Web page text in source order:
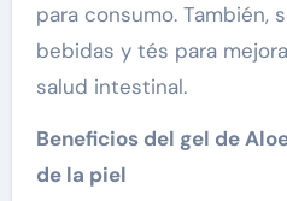
para consumo. También,
bebidas y tés para
salud intestinal.
Beneficios del gel de
de la piel